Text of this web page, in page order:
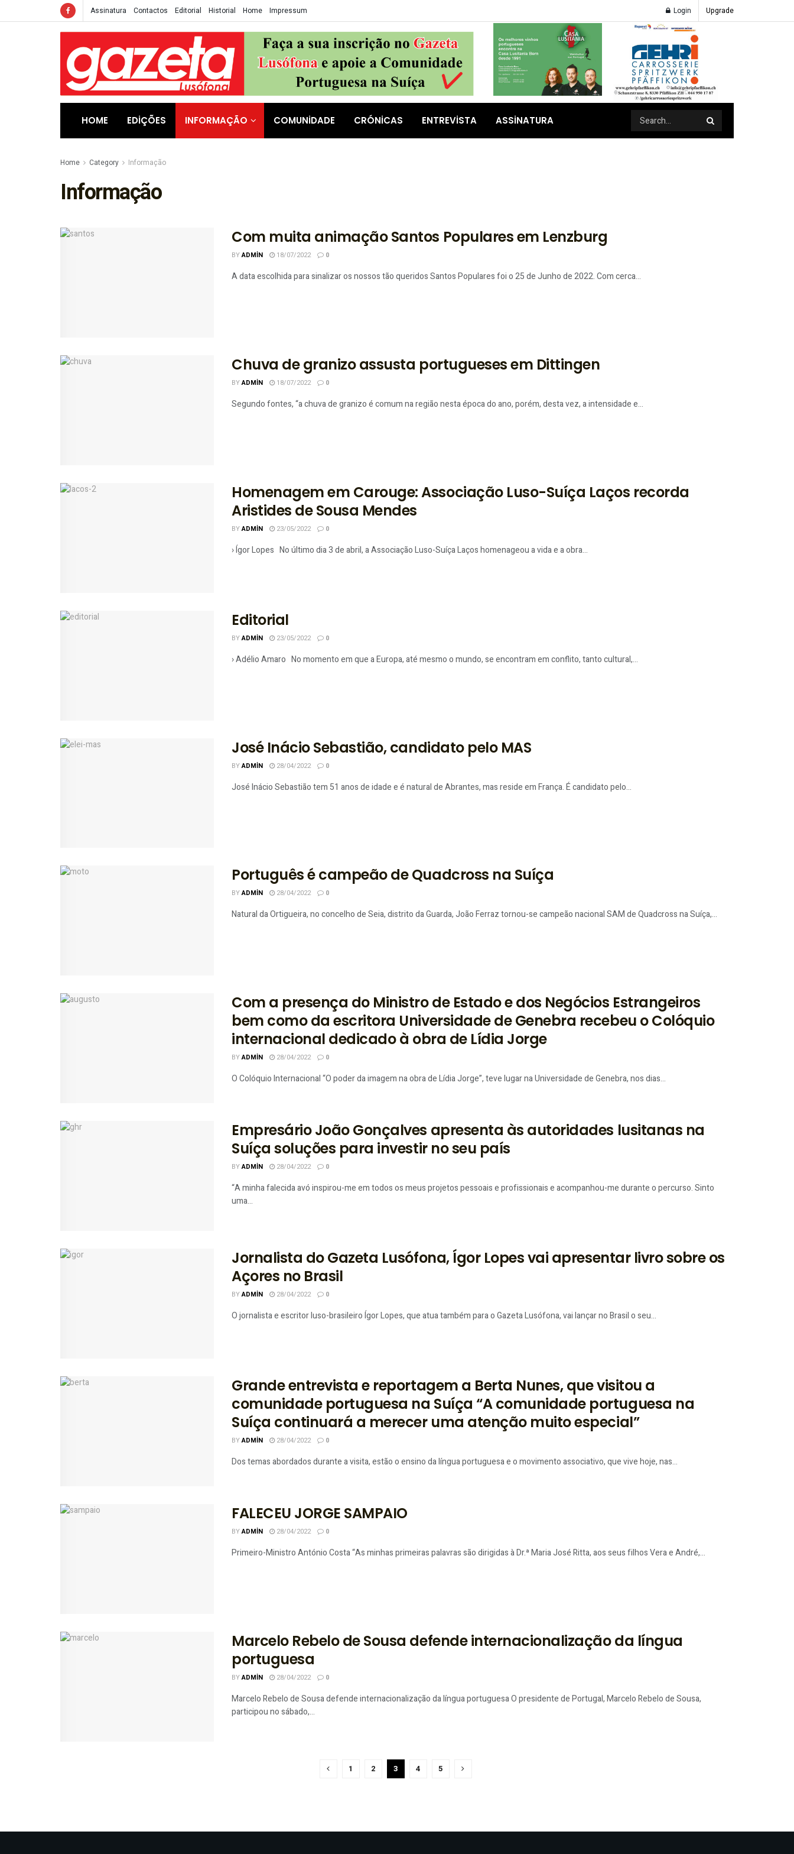
Assinatura Contactos Editorial Historial Home Impressum Login Upgrade
HOME EDIÇÕES INFORMAÇÃO COMUNIDADE CRÓNICAS ENTREVISTA ASSINATURA
Home Category Informação
Informação
Com muita animação Santos Populares em Lenzburg
BYADMIN 18/07/2022 0
A data escolhida para sinalizar os nossos tão queridos Santos Populares foi o 25 de Junho de 2022. Com cerca...
Chuva de granizo assusta portugueses em Dittingen
BYADMIN 18/07/2022 0
Segundo fontes, “a chuva de granizo é comum na região nesta época do ano, porém, desta vez, a intensidade e...
Homenagem em Carouge: Associação Luso-Suíça Laços recorda
Aristides de Sousa Mendes
BYADMIN 23/05/2022 0
› Ígor Lopes No último dia 3 de abril, a Associação Luso-Suíça Laços homenageou a vida e a obra...
Editorial
BYADMIN 23/05/2022 0
› Adélio Amaro No momento em que a Europa, até mesmo o mundo, se encontram em conflito, tanto cultural,...
José Inácio Sebastião, candidato pelo MAS
BYADMIN 28/04/2022 0
José Inácio Sebastião tem 51 anos de idade e é natural de Abrantes, mas reside em França. É candidato pelo...
Português é campeão de Quadcross na Suíça
BYADMIN 28/04/2022 0
Natural da Ortigueira, no concelho de Seia, distrito da Guarda, João Ferraz tornou-se campeão nacional SAM de Quadcross na Suíça,...
Com a presença do Ministro de Estado e dos Negócios Estrangeiros
bem como da escritora Universidade de Genebra recebeu o Colóquio
internacional dedicado à obra de Lídia Jorge
BYADMIN 28/04/2022 0
O Colóquio Internacional “O poder da imagem na obra de Lídia Jorge”, teve lugar na Universidade de Genebra, nos dias...
Empresário João Gonçalves apresenta às autoridades lusitanas na
Suíça soluções para investir no seu país
BYADMIN 28/04/2022 0
“A minha falecida avó inspirou-me em todos os meus projetos pessoais e profissionais e acompanhou-me durante o percurso. Sinto
uma...
Jornalista do Gazeta Lusófona, Ígor Lopes vai apresentar livro sobre os
Açores no Brasil
BYADMIN 28/04/2022 0
O jornalista e escritor luso-brasileiro Ígor Lopes, que atua também para o Gazeta Lusófona, vai lançar no Brasil o seu...
Grande entrevista e reportagem a Berta Nunes, que visitou a
comunidade portuguesa na Suíça “A comunidade portuguesa na
Suíça continuará a merecer uma atenção muito especial”
BYADMIN 28/04/2022 0
Dos temas abordados durante a visita, estão o ensino da língua portuguesa e o movimento associativo, que vive hoje, nas...
FALECEU JORGE SAMPAIO
BYADMIN 28/04/2022 0
Primeiro-Ministro António Costa “As minhas primeiras palavras são dirigidas à Dr.ª Maria José Ritta, aos seus filhos Vera e André,...
Marcelo Rebelo de Sousa defende internacionalização da língua
portuguesa
BYADMIN 28/04/2022 0
Marcelo Rebelo de Sousa defende internacionalização da língua portuguesa O presidente de Portugal, Marcelo Rebelo de Sousa,
participou no sábado,...
1 2 3 4 5